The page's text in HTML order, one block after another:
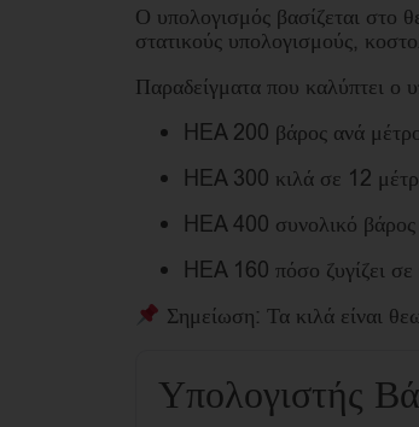
Ο υπολογισμός βασίζεται στο
στατικούς υπολογισμούς,
Παραδείγματα που καλύπτει ο
HEA 200 βάρος ανά
HEA 300 κιλά σε 12
HEA 400 συνολικό βάρος
HEA 160 πόσο ζυγίζει
Σημείωση: Τα κιλά είναι
Υπολογιστής